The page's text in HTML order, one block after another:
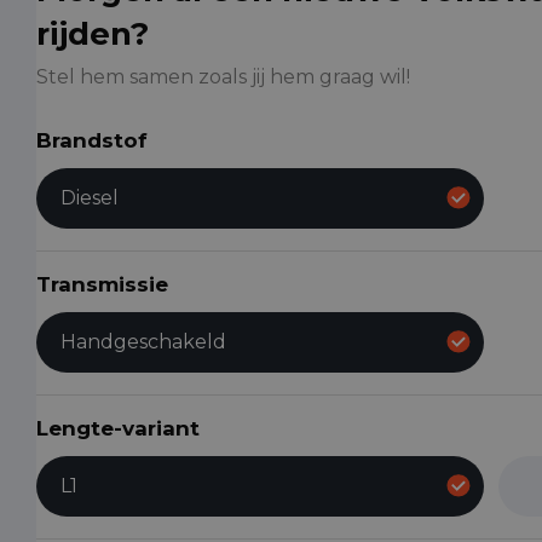
rijden?
Stel hem samen zoals jij hem graag wil!
Brandstof
Diesel
Transmissie
Handgeschakeld
Lengte-variant
L1